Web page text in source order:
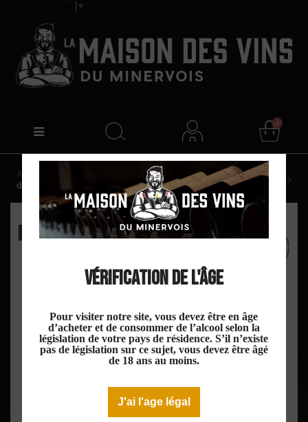
Vérification de l'âge
Pour visiter notre site, vous devez être en âge
d’acheter et de consommer de l’alcool selon la
législation de votre pays de résidence. S’il n’existe
pas de législation sur ce sujet, vous devez être âgé
de 18 ans au moins.
J'ai l'age légal
▼
0
Accueil
Château du Donjon "Le p'tit coup" IGP Coteaux
de Peyriac Rouge 2021
EXCLU WEB